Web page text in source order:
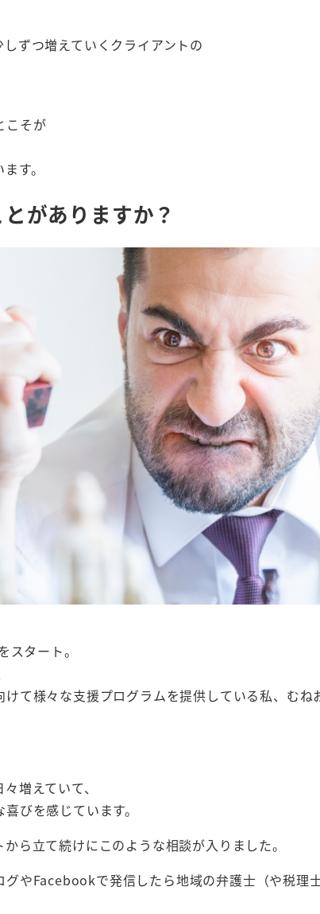
ずつ増えていくクライアントの
こそが
す。
がありますか？
タート。
て様々な支援プログラムを提供している私、むね
増えていて、
びを感じています。
ら立て続けにこのような相談が入りました。
グやFacebookで発信したら地域の弁護士（や税理